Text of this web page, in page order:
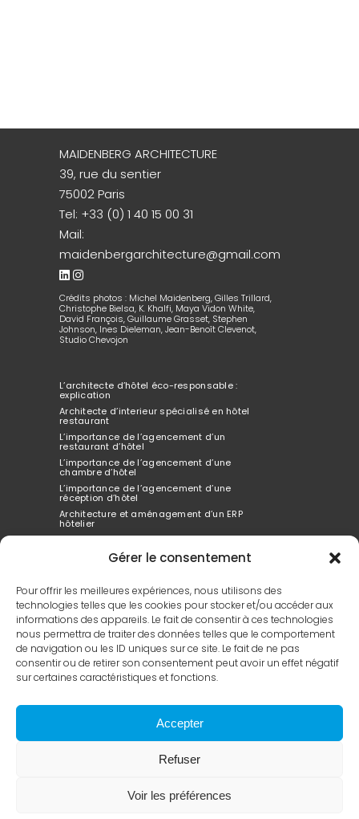
Gérer le consentement
Pour offrir les meilleures expériences, nous utilisons des
technologies telles que les cookies pour stocker et/ou accéder aux
informations des appareils. Le fait de consentir à ces technologies
nous permettra de traiter des données telles que le comportement
de navigation ou les ID uniques sur ce site. Le fait de ne pas
consentir ou de retirer son consentement peut avoir un effet négatif
sur certaines caractéristiques et fonctions.
Accepter
Refuser
Voir les préférences
MAIDENBERG ARCHITECTURE
39, rue du sentier
75002 Paris
Tel: +33 (0) 1 40 15 00 31
Mail:
maidenbergarchitecture@gmail.com
Crédits photos : Michel Maidenberg, Gilles Trillard,
Christophe Bielsa, K. Khalfi, Maya Vidon White,
David François, Guillaume Grasset, Stephen
Johnson, Ines Dieleman, Jean-Benoît Clevenot,
Studio Chevojon
L’architecte d’hôtel éco-responsable :
explication
Architecte d’interieur spécialisé en hôtel
restaurant
L’importance de l’agencement d’un
restaurant d’hôtel
L’importance de l’agencement d’une
chambre d’hôtel
L’importance de l’agencement d’une
réception d’hôtel
Architecture et aménagement d’un ERP
hôtelier
Architecte d’interieur spécialisé dans
Comment l’agencement de l’hôtel peut tout
Le design extérieur de hôtel est votre vitrine
Ce qui compte dans l’aménagement d’un
hôtel
L’innovation architecturale dans la
conception d’hôtel
Comprendre les concepts de projets
Architecte Expert en Hôtels de Luxe et Design